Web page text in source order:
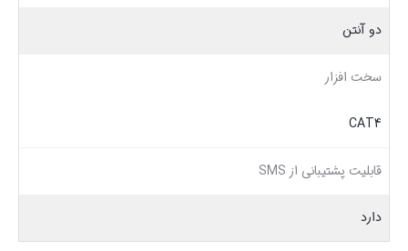
دو آنتن
سخت افزار
CAT4
قابلیت پشتیبانی از SMS
دارد